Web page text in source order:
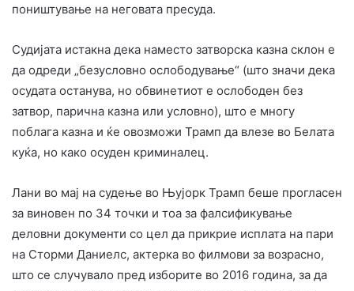
поништување на неговата пресуда.
Судијата истакна дека наместо затворска казна склон е
да одреди „безусловно ослободување“ (што значи дека
осудата останува, но обвинетиот е ослободен без
затвор, парична казна или условно), што е многу
поблага казна и ќе овозможи Трамп да влезе во Белата
куќа, но како осуден криминалец.
Лани во мај на судење во Њујорк Трамп беше прогласен
за виновен по 34 точки и тоа за фалсификување
деловни документи со цел да прикрие исплата на пари
на Сторми Даниелс, актерка во филмови за возрасно,
што се случувало пред изборите во 2016 година, за да